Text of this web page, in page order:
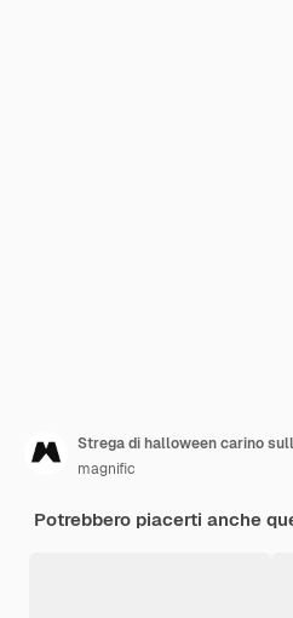
Strega di halloween carino
magnific
Potrebbero piacerti anche